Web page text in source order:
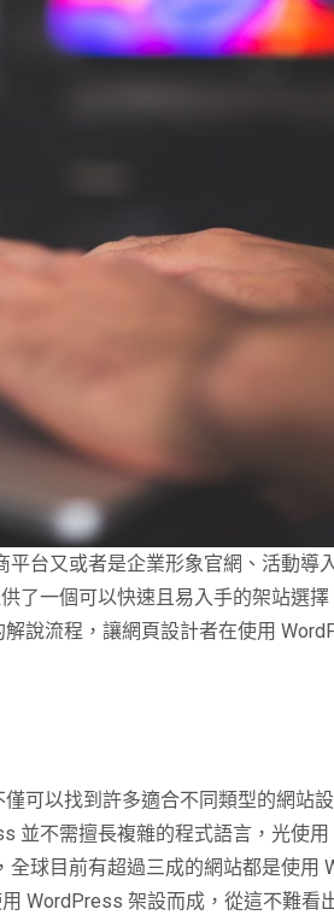
台又或者是企業形象官網、活動導
了一個可以快速且易入手的架站選
說流程，讓網頁設計者在使用
可以找到許多適合不同類型的網站
並不需擅長複雜的程式語言，光使
全球目前有超過三成的網站都是使用
WordPress 架設而成，從這不難看